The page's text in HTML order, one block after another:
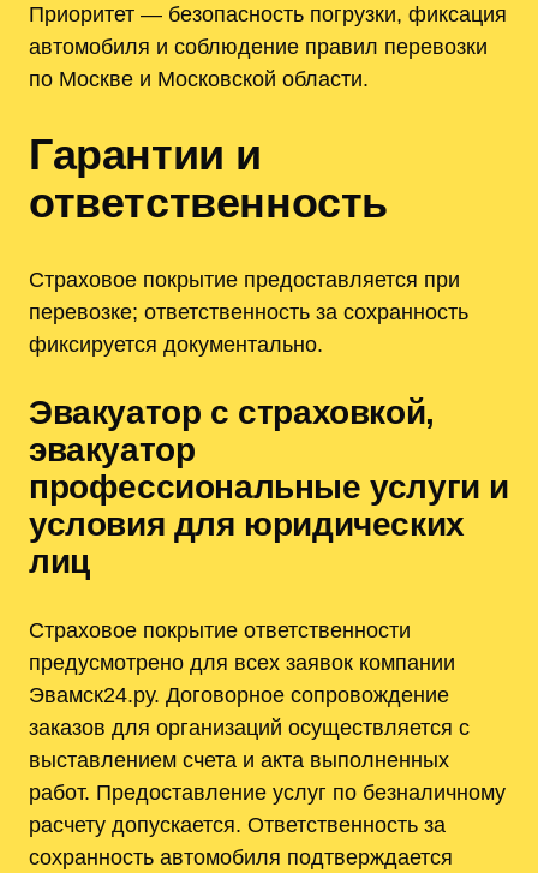
Приоритет — безопасность погрузки, фиксация
автомобиля и соблюдение правил перевозки
по Москве и Московской области.
Гарантии и
ответственность
Страховое покрытие предоставляется при
перевозке; ответственность за сохранность
фиксируется документально.
Эвакуатор с страховкой,
эвакуатор
профессиональные услуги и
условия для юридических
лиц
Страховое покрытие ответственности
предусмотрено для всех заявок компании
Эвамск24.ру. Договорное сопровождение
заказов для организаций осуществляется с
выставлением счета и акта выполненных
работ. Предоставление услуг по безналичному
расчету допускается. Ответственность за
сохранность автомобиля подтверждается